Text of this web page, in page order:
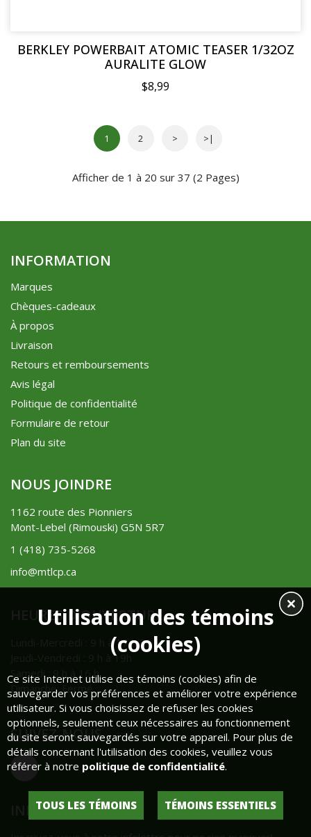
BERKLEY POWERBAIT ATOMIC TEASER 1/32OZ
AURALITE GLOW
$8,99
1 2 > >|
Afficher de 1 à 20 sur 37 (2 Pages)
INFORMATION
Marques
Chèques-cadeaux
À propos
Livraison
Retours et remboursements
Avis légal
Politique de confidentialité
Formulaire de retour
Plan du site
NOUS JOINDRE
1162 route des Pionniers
Mont-Lebel (Rimouski) G5N 5R7
1 (418) 735-5268
info@mtlcp.ca
HEURES D'OUVERTURE
Lundi-Mercredi : 9 h à 17 h 30
Jeudi-Vendredi : 9 h à 19h
Samedi : 9 h à 16 h
Dimanche: Fermé
SUIVEZ-NOUS
INFOLETTRE
Utilisation des témoins
(cookies)
Ce site Internet utilise des témoins (cookies) afin de
sauvegarder vos préférences et améliorer votre expérience
utilisateur. Si vous choisissez de refuser les cookies
optionnels, seulement ceux nécessaires au fonctionnement
du site seront sauvegardés sur votre appareil. Pour plus de
détails concernant l'utilisation des cookies, veuillez vous
référer à notre politique de confidentialité.
TOUS LES TÉMOINS TÉMOINS ESSENTIELS